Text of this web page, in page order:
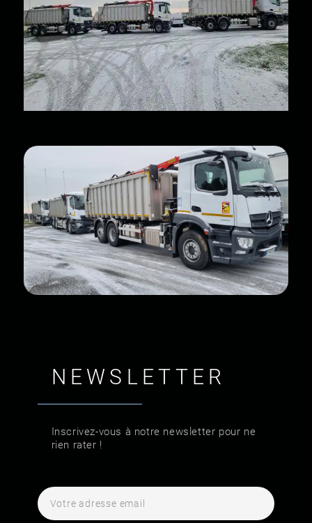
NEWSLETTER
Inscrivez-vous à notre newsletter pour ne
rien rater !